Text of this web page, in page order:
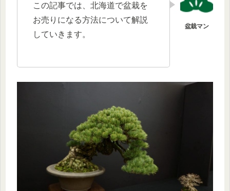
この記事では、北海道で盆栽を
お売りになる方法について解説
していきます。